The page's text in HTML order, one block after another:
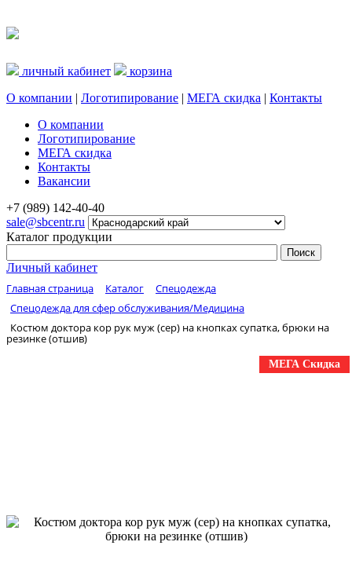
личный кабинет
корзина
О компании | Логотипирование | МЕГА скидка | Контакты
О компании
Логотипирование
МЕГА скидка
Контакты
Вакансии
+7 (989) 142-40-40
sale@sbcentr.ru
Каталог продукции
Личный кабинет
Главная страница Каталог
Спецодежда
Спецодежда для сфер обслуживания/Медицина
Костюм доктора кор рук муж (сер) на кнопках супатка, брюки на
резинке (отшив)
МЕГА Скидка